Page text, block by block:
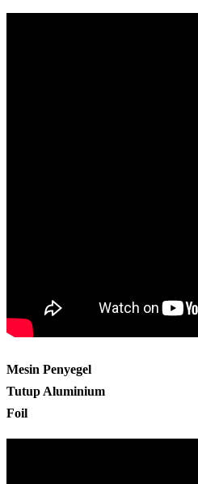
Mesin Penyegel
Tutup Aluminium
Foil